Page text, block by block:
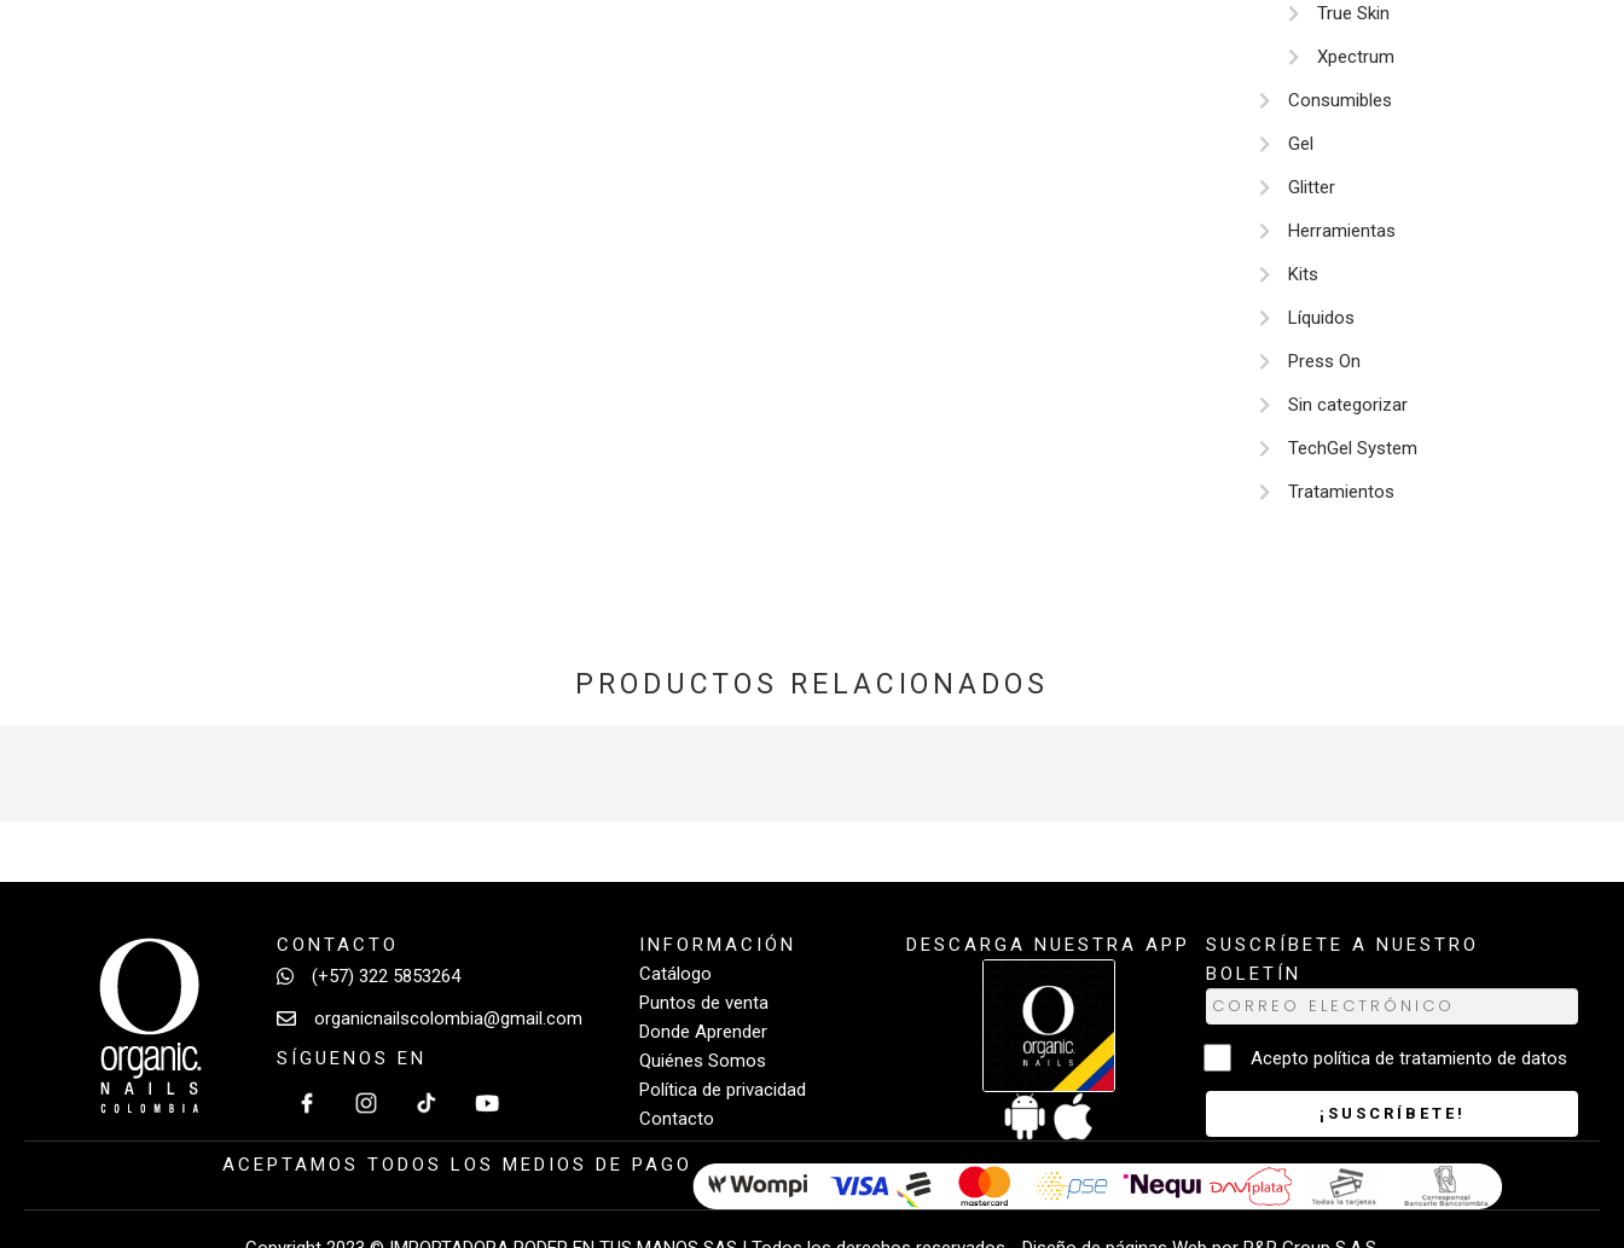
True Skin
Xpectrum
Consumibles
Gel
Glitter
Herramientas
Kits
Líquidos
Press On
Sin categorizar
TechGel System
Tratamientos
PRODUCTOS RELACIONADOS
CONTACTO
(+57) 322 5853264
organicnailscolombia@gmail.com
SÍGUENOS EN
INFORMACIÓN
Catálogo
Puntos de venta
Donde Aprender
Quiénes Somos
Política de privacidad
Contacto
DESCARGA NUESTRA APP
SUSCRÍBETE A NUESTRO
BOLETÍN
Acepto política de tratamiento de datos
¡SUSCRÍBETE!
ACEPTAMOS TODOS LOS MEDIOS DE PAGO